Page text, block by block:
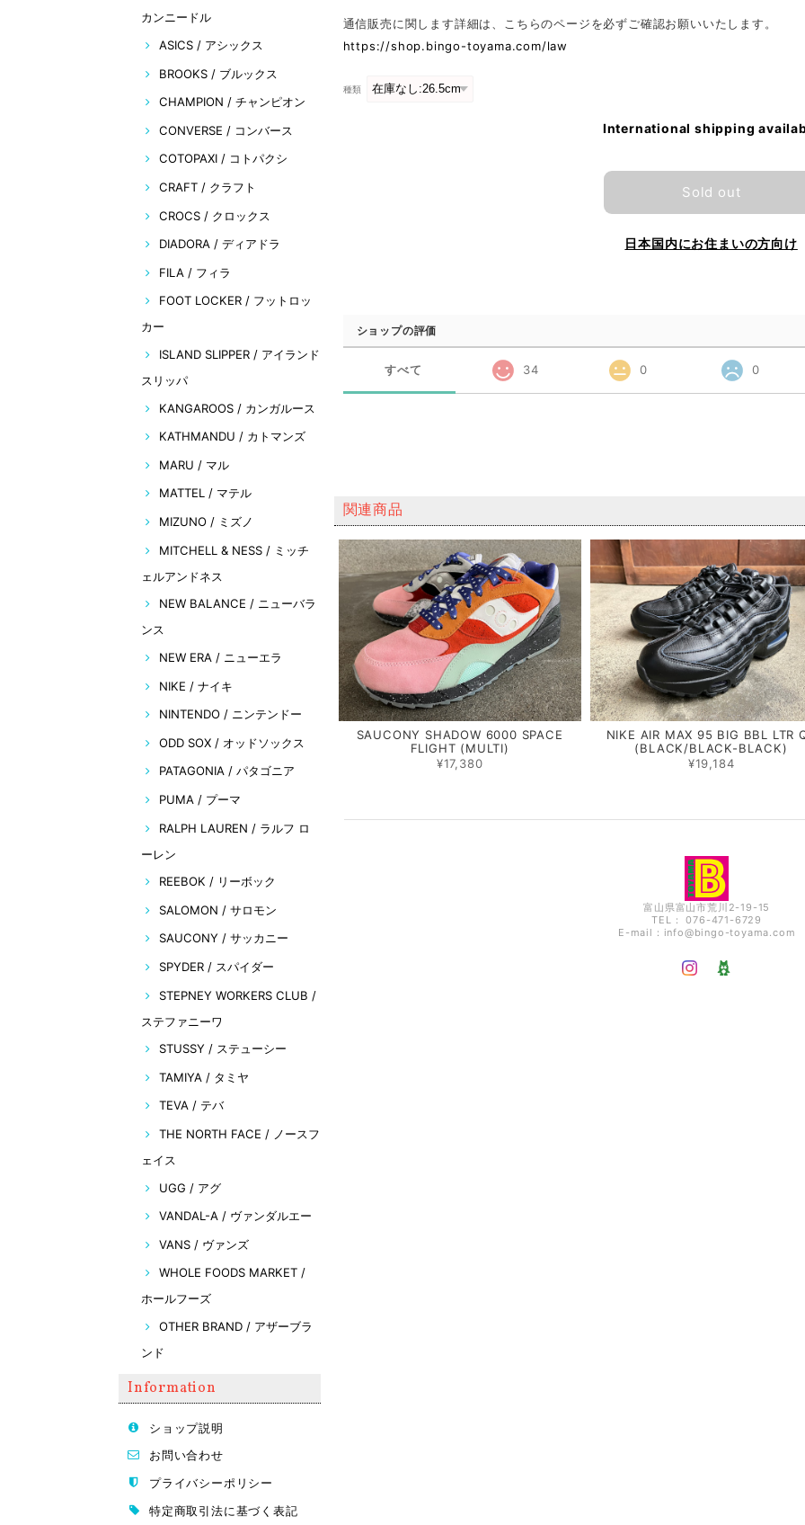
カンニードル
ASICS / アシックス
BROOKS / ブルックス
CHAMPION / チャンピオン
CONVERSE / コンバース
COTOPAXI / コトパクシ
CRAFT / クラフト
CROCS / クロックス
DIADORA / ディアドラ
FILA / フィラ
FOOT LOCKER / フットロッ
カー
ISLAND SLIPPER / アイランド
スリッパ
KANGAROOS / カンガルース
KATHMANDU / カトマンズ
MARU / マル
MATTEL / マテル
MIZUNO / ミズノ
MITCHELL & NESS / ミッチ
ェルアンドネス
NEW BALANCE / ニューバラ
ンス
NEW ERA / ニューエラ
NIKE / ナイキ
NINTENDO / ニンテンドー
ODD SOX / オッドソックス
PATAGONIA / パタゴニア
PUMA / プーマ
RALPH LAUREN / ラルフ ロ
ーレン
REEBOK / リーボック
SALOMON / サロモン
SAUCONY / サッカニー
SPYDER / スパイダー
STEPNEY WORKERS CLUB /
ステファニーワ
STUSSY / ステューシー
TAMIYA / タミヤ
TEVA / テバ
THE NORTH FACE / ノースフ
ェイス
UGG / アグ
VANDAL-A / ヴァンダルエー
VANS / ヴァンズ
WHOLE FOODS MARKET /
ホールフーズ
OTHER BRAND / アザーブラ
ンド
Information
ショップ説明
お問い合わせ
プライバシーポリシー
特定商取引法に基づく表記
通信販売に関します詳細は、こちらのページを必ずご確認お願いいたします。
https://shop.bingo-toyama.com/law
種類
International shipping
Sold out
日本国内にお住まいの方向け
ショップの評価
すべて 34 0 0
関連商品
SAUCONY SHADOW 6000 SPACE
FLIGHT (MULTI)
¥17,380
NIKE AIR MAX 95 BIG BBL LTR
(BLACK/BLACK-BLACK)
¥19,184
富山県富山市荒川2-19-15
TEL： 076-471-6729
E-mail： info@bingo-toyama.com